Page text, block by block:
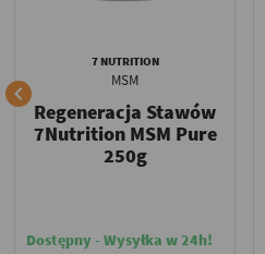

7 NUTRITION
MSM
Regeneracja Stawów
7Nutrition MSM Pure
250g
Dostępny - Wysyłka w 24h!